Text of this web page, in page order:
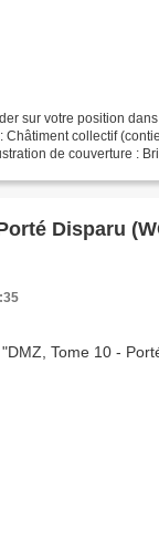
sur votre position
Châtiment collectif
de couverture :
Disparu